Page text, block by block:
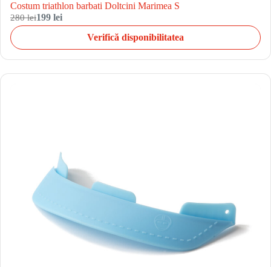
Costum triathlon barbati Doltcini Marimea S
280 lei199 lei
Verifică disponibilitatea